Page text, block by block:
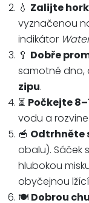
💧 Zalijte
vyznačenou
indikátor
🥄 Dobře
samotné dno,
zipu.
⏳ Počkejte
vodu a
🥣 Odtrhněte
obalu). Sáček
hlubokou
obyčejnou
🍽️ Dobrou